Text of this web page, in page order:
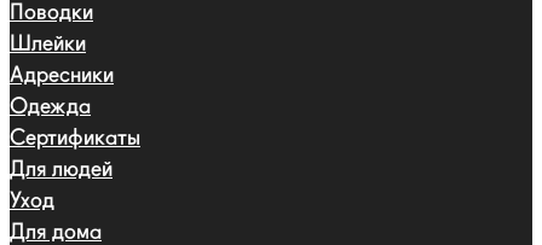
Поводки
Шлейки
Адресники
Одежда
Сертификаты
Для людей
Уход
Для дома